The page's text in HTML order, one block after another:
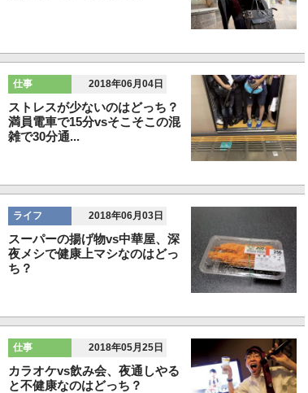
仕事 2018年06月04日
ストレスが少ないのはどっち？
満員電車で15分vsそこそこの混
雑で30分通...
ライフ 2018年06月03日
スーパーの揚げ物vs中華屋、深
夜メシで健康上マシなのはどっ
ち？
仕事 2018年05月25日
カラオケvs飲み会、夜通しやる
と不健康なのはどっち？